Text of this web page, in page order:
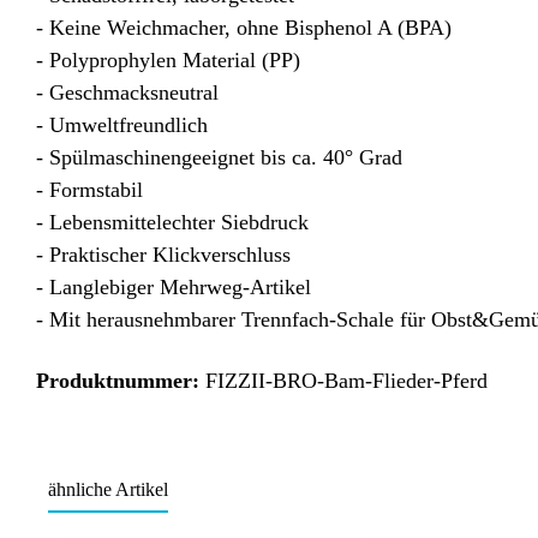
- Keine Weichmacher, ohne Bisphenol A (BPA)
- Polyprophylen Material (PP)
- Geschmacksneutral
- Umweltfreundlich
- Spülmaschinengeeignet bis ca. 40° Grad
- Formstabil
- Lebensmittelechter Siebdruck
- Praktischer Klickverschluss
- Langlebiger Mehrweg-Artikel
- Mit herausnehmbarer Trennfach-Schale für
Produktnummer: FIZZII-BRO-Bam-Flieder-Pferd
ähnliche Artikel